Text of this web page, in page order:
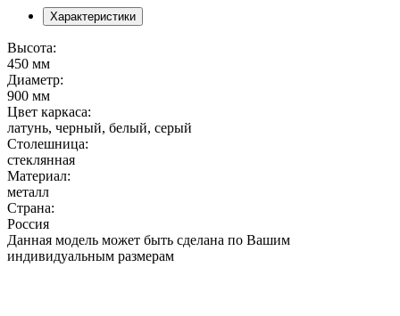
Характеристики
Высота:
450 мм
Диаметр:
900 мм
Цвет каркаса:
латунь, черный, белый, серый
Столешница:
стеклянная
Материал:
металл
Страна:
Россия
Данная модель может быть сделана по Вашим
индивидуальным размерам